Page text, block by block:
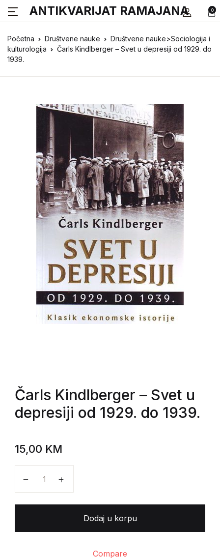
0
ANTIKVARIJAT RAMAJANA
Početna Društvene nauke
Društvene nauke>Sociologija i
kulturologija
Čarls Kindlberger – Svet u depresiji od 1929. do
1939.
Čarls Kindlberger – Svet u
depresiji od 1929. do 1939.
15,00 KM
Dodaj u korpu
Compare